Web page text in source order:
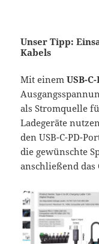
Unser Tipp:
Kabels
Mit einemUSB-
als Stromquelle
Ladegeräte
den USB-C-PD-
die gewünschte
anschließend